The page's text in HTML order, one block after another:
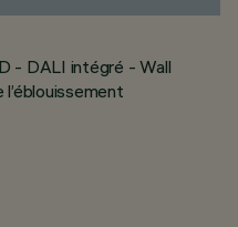
- DALI intégré - Wall